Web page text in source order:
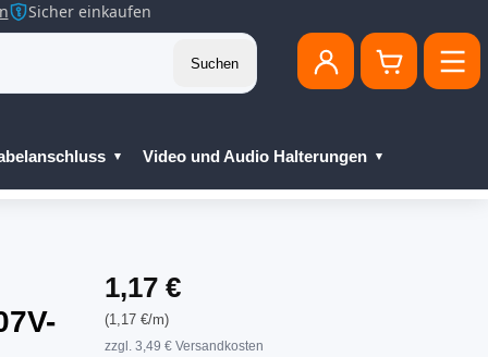
Sicher einkaufen
Suchen
Video und Audio Halterungen
1,17 €
(1,17 €/m)
zzgl. 3,49 € Versandkosten